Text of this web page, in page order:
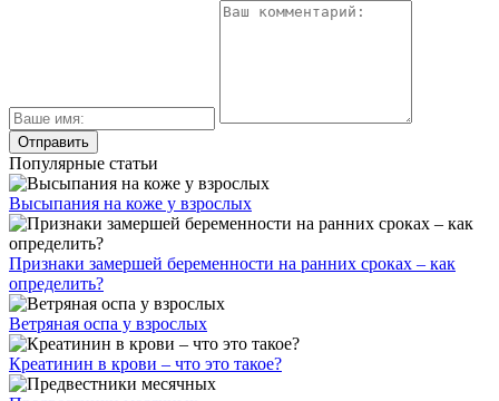
Популярные статьи
Высыпания на коже у взрослых
Признаки замершей беременности на ранних сроках – как
определить?
Ветряная оспа у взрослых
Креатинин в крови – что это такое?